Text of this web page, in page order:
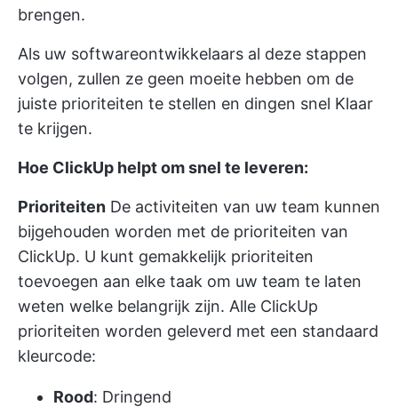
brengen.
Als uw softwareontwikkelaars al deze stappen
volgen, zullen ze geen moeite hebben om de
juiste prioriteiten te stellen en dingen snel Klaar
te krijgen.
Hoe ClickUp helpt om snel te leveren:
Prioriteiten De activiteiten van uw team kunnen
bijgehouden worden met de prioriteiten van
ClickUp. U kunt gemakkelijk prioriteiten
toevoegen aan elke taak om uw team te laten
weten welke belangrijk zijn. Alle ClickUp
prioriteiten worden geleverd met een standaard
kleurcode:
Rood: Dringend